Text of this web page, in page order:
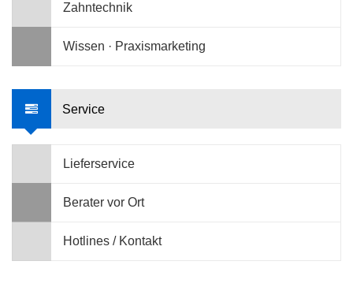
Zahntechnik
Wissen · Praxismarketing
Service
Lieferservice
Berater vor Ort
Hotlines / Kontakt